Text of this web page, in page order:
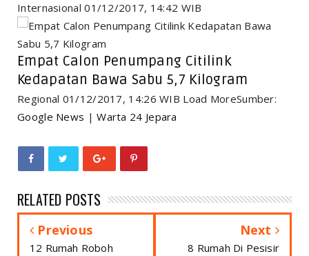
Internasional 01/12/2017, 14:42 WIB
Empat Calon Penumpang Citilink
Kedapatan Bawa Sabu 5,7 Kilogram
Regional 01/12/2017, 14:26 WIB Load MoreSumber:
Google News |Warta 24 Jepara
RELATED POSTS
Previous
12 Rumah Roboh
Next
8 Rumah Di Pesisir